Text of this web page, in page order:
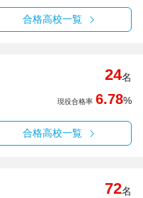
合格高校一覧
24名
現役合格率 6.78%
合格高校一覧
72名